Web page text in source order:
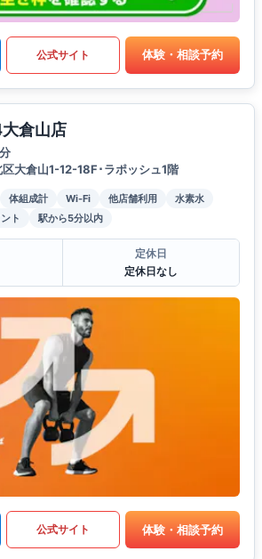
公式サイト 体験・相談予約
倉山店
大倉山1-12-18F･ラポッシュ1階
体組成計 Wi-Fi 他店舗利用
水素水
ト 駅から5分以内
定休日
定休日なし
公式サイト 体験・相談予約